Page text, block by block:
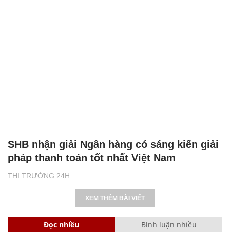
THỊ TRƯỜNG 24H
SHB nhận giải Ngân hàng có sáng kiến giải
pháp thanh toán tốt nhất Việt Nam
XEM THÊM BÀI VIẾT
Đọc nhiều Bình luận nhiều